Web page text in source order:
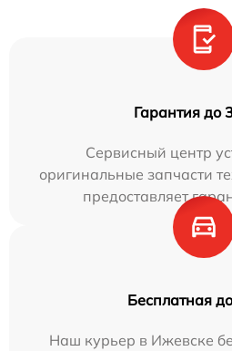
Гарантия до
Сервисный центр
оригинальные запчасти
предоставляет
Бесплатная
Наш курьер в Ижевске